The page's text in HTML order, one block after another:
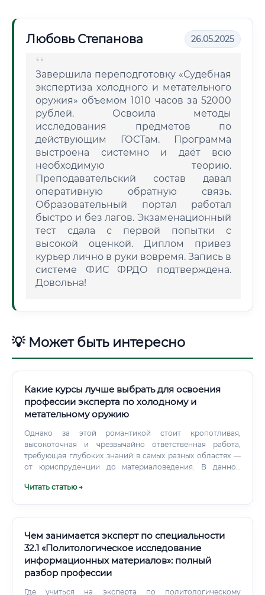
Любовь Степанова 26.05.2025
Завершила переподготовку «Судебная
экспертиза холодного и метательного
оружия» объемом 1010 часов за 52000
рублей. Освоила методы
исследования предметов по
действующим ГОСТам. Программа
выстроена системно и даёт всю
необходимую теорию.
Преподавательский состав давал
оперативную обратную связь.
Образовательный портал работал
быстро и без лагов. Экзаменационный
тест сдала с первой попытки с
высокой оценкой. Диплом привез
курьер лично в руки вовремя. Запись в
системе ФИС ФРДО подтверждена.
Довольна!
💡 Может быть интересно
Какие курсы лучше выбрать для освоения
профессии эксперта по холодному и
метательному оружию
Однако за этой романтикой стоит кропотливая,
высокоточная и чрезвычайно ответственная работа,
требующая глубоких знаний в самых разных областях —
от юриспруденции до материаловедения. В данной
уникальной специальности, от сути должностных
Читать статью →
Чем занимается эксперт по специальности
32.1 «Политологическое исследование
информационных материалов»: полный
разбор профессии
Где учиться на эксперта по политологическому